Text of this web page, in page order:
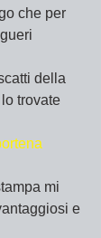
che per
della
trovate
mi
e